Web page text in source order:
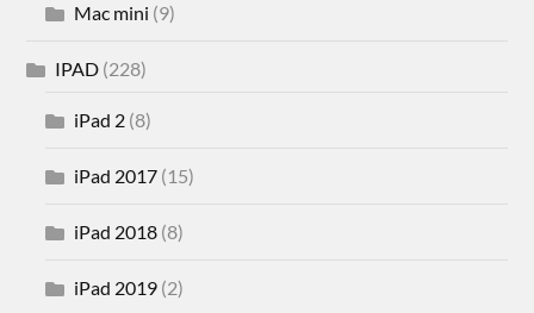
Mac mini (9)
IPAD (228)
iPad 2 (8)
iPad 2017 (15)
iPad 2018 (8)
iPad 2019 (2)